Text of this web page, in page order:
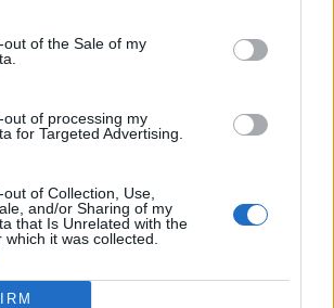
out of the Sale of my
out of processing my
for Targeted Advertising.
of Collection, Use,
and/or Sharing of my
that Is Unrelated with the
it was collected.
15:38
ISP
, stop fyerjeve thirrje